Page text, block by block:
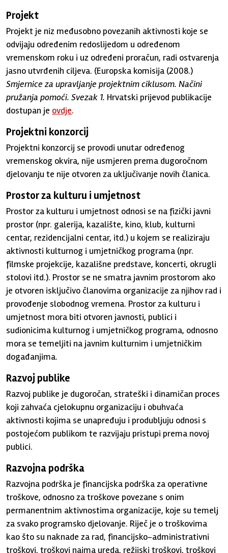
Projekt
Projekt je niz međusobno povezanih aktivnosti koje se
odvijaju određenim redoslijedom u određenom
vremenskom roku i uz određeni proračun, radi ostvarenja
jasno utvrđenih ciljeva. (Europska komisija (2008.)
Smjernice za upravljanje projektnim ciklusom. Načini
pružanja pomoći. Svezak 1. Hrvatski prijevod publikacije
dostupan je ovdje.
Projektni konzorcij
Projektni konzorcij se provodi unutar određenog
vremenskog okvira, nije usmjeren prema dugoročnom
djelovanju te nije otvoren za uključivanje novih članica.
Prostor za kulturu i umjetnost
Prostor za kulturu i umjetnost odnosi se na fizički javni
prostor (npr. galerija, kazalište, kino, klub, kulturni
centar, rezidencijalni centar, itd.) u kojem se realiziraju
aktivnosti kulturnog i umjetničkog programa (npr.
filmske projekcije, kazališne predstave, koncerti, okrugli
stolovi itd.). Prostor se ne smatra javnim prostorom ako
je otvoren isključivo članovima organizacije za njihov rad i
provođenje slobodnog vremena. Prostor za kulturu i
umjetnost mora biti otvoren javnosti, publici i
sudionicima kulturnog i umjetničkog programa, odnosno
mora se temeljiti na javnim kulturnim i umjetničkim
događanjima.
Razvoj publike
Razvoj publike je dugoročan, strateški i dinamičan proces
koji zahvaća cjelokupnu organizaciju i obuhvaća
aktivnosti kojima se unapređuju i produbljuju odnosi s
postojećom publikom te razvijaju pristupi prema novoj
publici.
Razvojna podrška
Razvojna podrška je financijska podrška za operativne
troškove, odnosno za troškove povezane s onim
permanentnim aktivnostima organizacije, koje su temelj
za svako programsko djelovanje. Riječ je o troškovima
kao što su naknade za rad, financijsko-administrativni
troškovi, troškovi najma ureda, režijski troškovi, troškovi